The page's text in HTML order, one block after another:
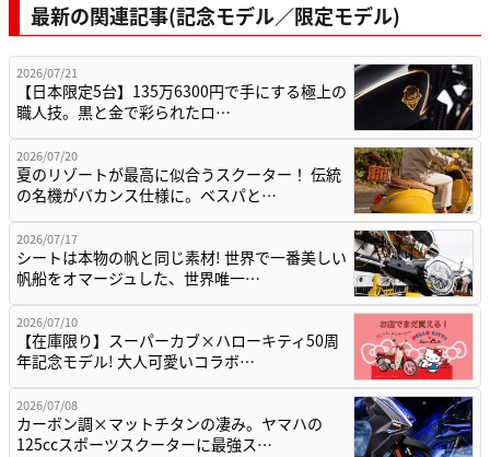
最新の関連記事(記念モデル／限定モデル)
2026/07/21
【日本限定5台】135万6300円で手にする極上の
職人技。黒と金で彩られたロ…
2026/07/20
夏のリゾートが最高に似合うスクーター！ 伝統
の名機がバカンス仕様に。ベスパと…
2026/07/17
シートは本物の帆と同じ素材! 世界で一番美しい
帆船をオマージュした、世界唯一…
2026/07/10
【在庫限り】スーパーカブ×ハローキティ50周
年記念モデル! 大人可愛いコラボ…
2026/07/08
カーボン調×マットチタンの凄み。ヤマハの
125ccスポーツスクーターに最強ス…